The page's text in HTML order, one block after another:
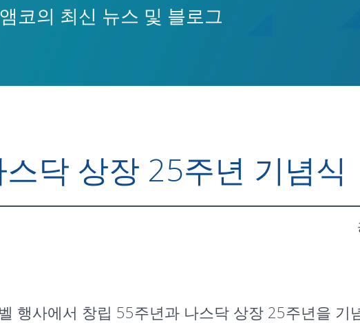
앰코의 최신 뉴스 및 블로그
닥 상장 25주년 기념식
행사에서 창립 55주년과 나스닥 상장 25주년을 기